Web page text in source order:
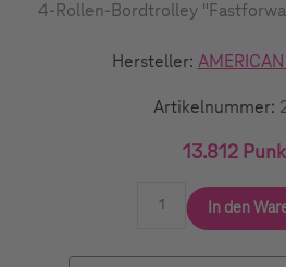
4-Rollen-Bordtrolley
Hersteller: AMERICAN
Artikelnummer:
13.812
In den